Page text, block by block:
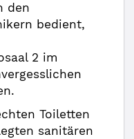
den
bedient,
2 im
Toiletten
sanitären